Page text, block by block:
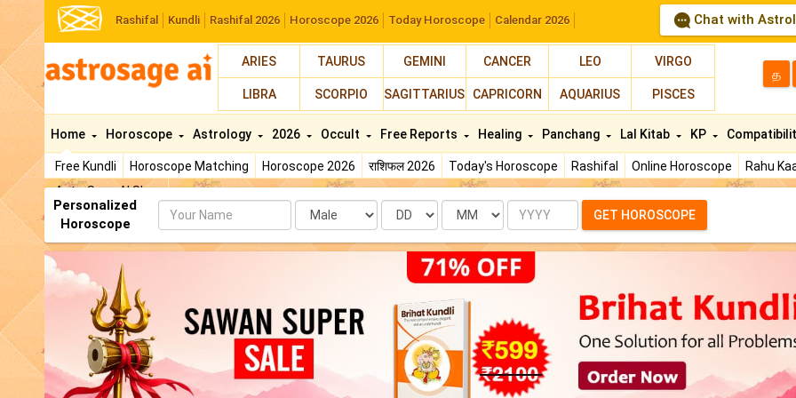
Rashifal Kundli Rashifal 2026 Horoscope 2026 Today Horoscope Calendar 2026 Chat with
ARIES TAURUS GEMINI CANCER LEO VIRGO
LIBRA SCORPIO SAGITTARIUS CAPRICORN AQUARIUS PISCES
த
Home
Free Kundli Horoscope Matching Horoscope 2026 राशिफल 2026 Today's Horoscope Rashifal Online Horoscope Rahu
AstroSage AI Shop
Horoscope Astrology 2026 Occult Free Reports Healing Panchang Lal Kitab KP
Personalized
Horoscope
Name Date Month Year GET HOROSCOPE